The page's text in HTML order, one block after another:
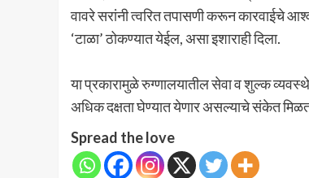
वावरे सरांनी त्वरित तपासणी करून कारवाईचे
‘टाळा’ ठोकण्यात येईल, असा इशाराही दिला.
या प्रकारामुळे रुग्णालयातील सेवा व शुल्क
अधिक दक्षता घेण्यात येणार असल्याचे संकेत
Spread the love